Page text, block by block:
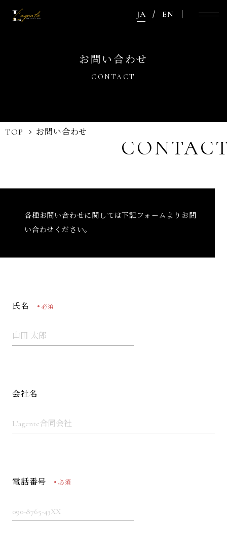
JA EN
お問い合わせ
CONTACT
TOP お問い合わせ
各種お問い合わせに関しては下記フォームよりお問
い合わせください。
氏名 必須
会社名
電話番号 必須